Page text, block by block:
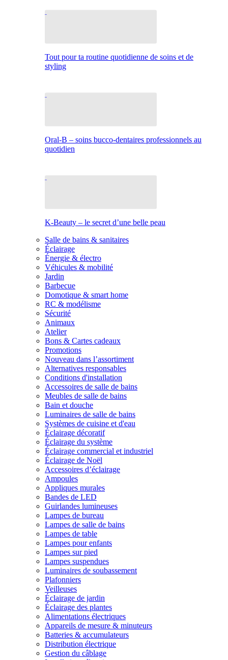
Tout pour ta routine quotidienne de soins et de
styling
Oral-B – soins bucco-dentaires professionnels au
quotidien
K-Beauty – le secret d’une belle peau
Salle de bains & sanitaires
Éclairage
Énergie & électro
Véhicules & mobilité
Jardin
Barbecue
Domotique & smart home
RC & modélisme
Sécurité
Animaux
Atelier
Bons & Cartes cadeaux
Promotions
Nouveau dans l’assortiment
Alternatives responsables
Conditions d'installation
Accessoires de salle de bains
Meubles de salle de bains
Bain et douche
Luminaires de salle de bains
Systèmes de cuisine et d'eau
Éclairage décoratif
Éclairage du système
Éclairage commercial et industriel
Éclairage de Noël
Accessoires d’éclairage
Ampoules
Appliques murales
Bandes de LED
Guirlandes lumineuses
Lampes de bureau
Lampes de salle de bains
Lampes de table
Lampes pour enfants
Lampes sur pied
Lampes suspendues
Luminaires de soubassement
Plafonniers
Veilleuses
Éclairage de jardin
Éclairage des plantes
Alimentations électriques
Appareils de mesure & minuteurs
Batteries & accumulateurs
Distribution électrique
Gestion du câblage